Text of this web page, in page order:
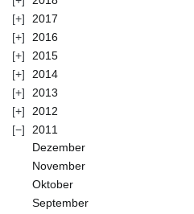
2017
2016
2015
2014
2013
2012
2011
Dezember
November
Oktober
September